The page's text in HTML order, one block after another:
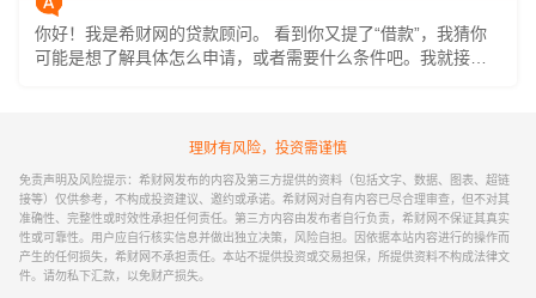
像360借条、分期乐这些，您可以根据自己的情况试试看。 当
然，借款是件需要谨慎的事，一定要根据自己的还款能力来考
虑。希望这些信息能帮到您！
你好！我是希财网的贷款顾问。 看到你又提了“借款”，我猜你
可能是想了解具体怎么申请，或者需要什么条件吧。我就接着
定，比如有没有固定的工资流水、社保缴纳记录，或者自己做
生意的经营情况。最后，也是最重要的一点，就是你的信用记
录，不能有当前还没还清的逾期，近两年的逾期记录也最好别
太多。 现在申请确实很方便，大部分正规平台都能在手机上操
作，几分钟就能出审核结果。如果你对自己的征信情况没太大
把握，也不用太焦虑，可以多试试几个产品，机会总是有的。
理财有风险，投资需谨慎
免责声明及风险提示：希财网发布的内容及第三方提供的资料（包括文字、数据、图表、超链
接等）仅供参考，不构成投资建议、邀约或承诺。希财网对自有内容已尽合理审查，但不对其
准确性、完整性或时效性承担任何责任。第三方内容由发布者自行负责，希财网不保证其真实
性或可靠性。用户应自行核实信息并做出独立决策，风险自担。因依据本站内容进行的操作而
产生的任何损失，希财网不承担责任。本站不提供投资或交易担保，所提供资料不构成法律文
件。请勿私下汇款，以免财产损失。